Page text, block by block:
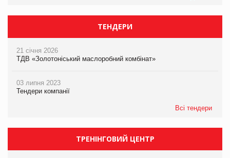
ТЕНДЕРИ
21 січня 2026
ТДВ «Золотоніський маслоробний комбінат»
03 липня 2023
Тендери компанії
Всі тендери
ТРЕНІНГОВИЙ ЦЕНТР